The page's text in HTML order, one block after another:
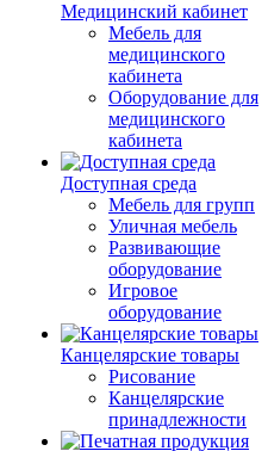
Медицинский кабинет
Мебель для
медицинского
кабинета
Оборудование для
медицинского
кабинета
Доступная среда
Мебель для групп
Уличная мебель
Развивающие
оборудование
Игровое
оборудование
Канцелярские товары
Рисование
Канцелярские
принадлежности